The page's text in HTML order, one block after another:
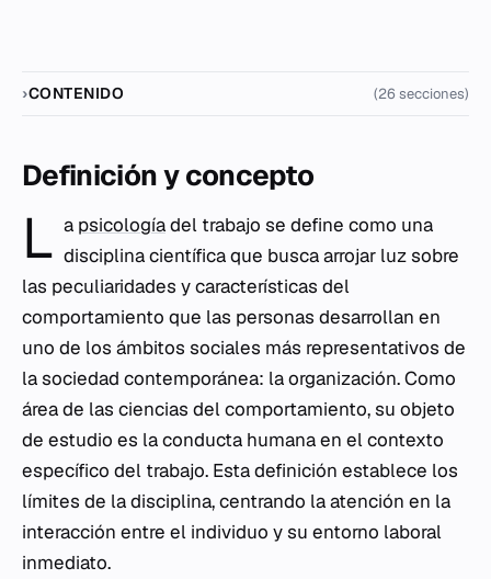
CONTENIDO (26 secciones)
Definición y concepto
L a psicologíadel trabajo se define como una
disciplina científica que busca arrojar luz sobre
las peculiaridades y características del
comportamiento que las personas desarrollan en
uno de los ámbitos sociales más representativos de
la sociedad contemporánea: la organización. Como
área de las ciencias del comportamiento, su objeto
de estudio es la conducta humana en el contexto
específico del trabajo. Esta definición establece los
límites de la disciplina, centrando la atención en la
interacción entre el individuo y su entorno laboral
inmediato.